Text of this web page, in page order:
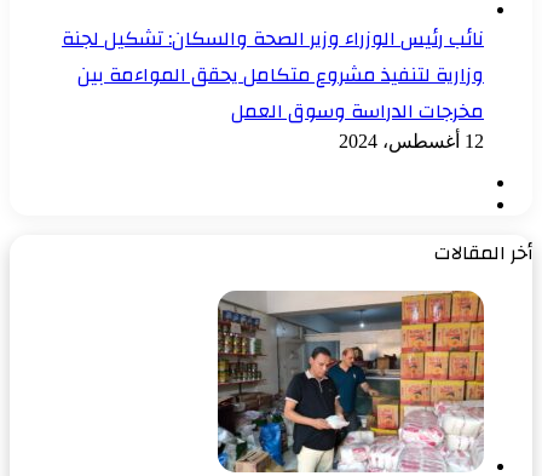
نائب رئيس الوزراء وزير الصحة والسكان: تشكيل لجنة
وزارية لتنفيذ مشروع متكامل يحقق المواءمة بين
مخرجات الدراسة وسوق العمل
12 أغسطس، 2024
أخر المقالات